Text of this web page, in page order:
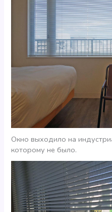
Окно выходило на
которому не было.